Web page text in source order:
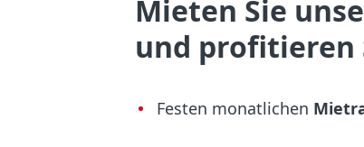
Mieten Sie
und profitieren
Festen monatlichen